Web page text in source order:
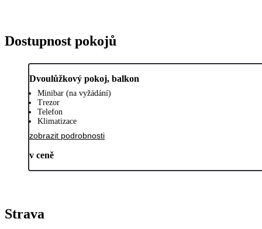
Dostupnost pokojů
Dvoulůžkový pokoj, balkon
Minibar (na vyžádání)
Trezor
Telefon
Klimatizace
zobrazit podrobnosti
v ceně
Strava